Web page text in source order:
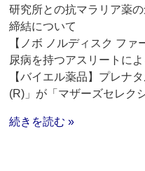
研究所との抗マラリア薬
締結について
【ノボ ノルディスク フ
尿病を持つアスリートに
【バイエル薬品】プレナ
(R)」が「マザーズセレク
続きを読む »